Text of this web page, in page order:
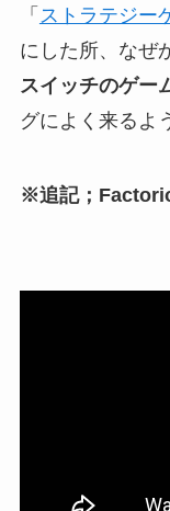
「 ストラテジー
にした所、なぜ
スイッチのゲー
グによく来るよ
※追記；